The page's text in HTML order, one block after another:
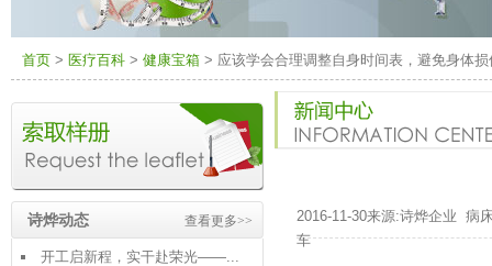
首页 > 医疗百科 > 健康宝箱 > 应该学会合理调整自身时间表，避免身体损
查看更多>>
诗烨动态
开工启新程，实干赴荣光——...
2016-11-30来源:诗烨企业 病
车